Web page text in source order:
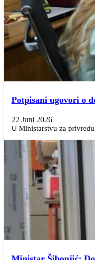
Potpisani ugovori o
22 Juni 2026
U Ministarstvu za